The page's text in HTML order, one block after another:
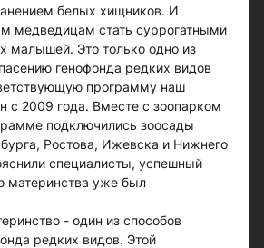
белых хищников. И
медведицам стать суррогатными
малышей. Это только одно из
генофонда редких видов
программу наш
с 2009 года. Вместе с зоопарком
подключились зоосады
Ростова, Ижевска и Нижнего
специалисты, успешный
материнства уже был
- один из способов
редких видов. Этой